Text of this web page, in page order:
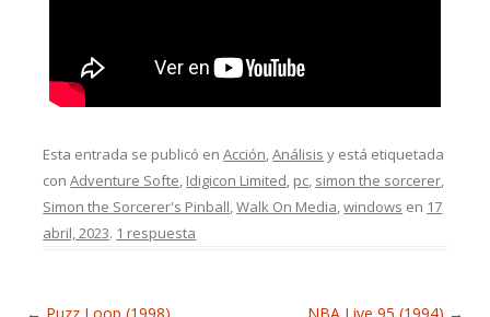
Esta entrada se publicó enAcción,Análisis y está etiquetada
conAdventure Softe, Idigicon Limited, pc, simon the sorcerer,
Simon the Sorcerer's Pinball,Walk On Media,windows en 17
abril, 2023. 1 respuesta